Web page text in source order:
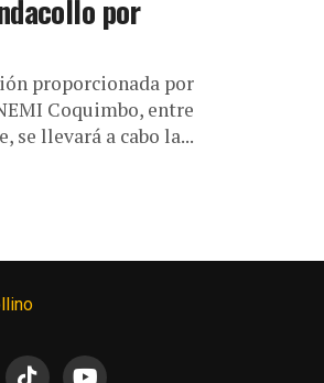
por
proporcionada por
Coquimbo, entre
se llevará a cabo la...